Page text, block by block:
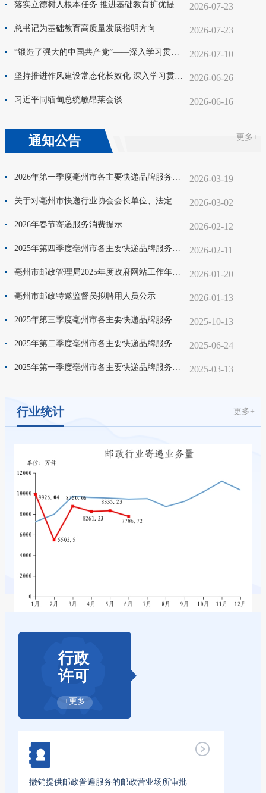
落实立德树人根本任务 推进基础教育扩优提质 习近平总书记重要指示为开创基础教育高质量发展新局面凝聚奋进力量 2026-07-23
总书记为基础教育高质量发展指明方向 2026-07-23
“锻造了强大的中国共产党”——深入学习贯彻习近平总书记在庆祝中国共产党成立105周年大会上重要讲话系列述评之五 2026-07-10
坚持推进作风建设常态化长效化 深入学习贯彻习近平党建思想系列述评之十 2026-06-26
习近平同缅甸总统敏昂莱会谈 2026-06-16
通知公告 更多+
2026年第一季度亳州市各主要快递品牌服务地域范围公示情况 2026-03-19
关于对亳州市快递行业协会会长单位、法定代表人及会长拟任人选的公示 2026-03-02
2026年春节寄递服务消费提示 2026-02-12
2025年第四季度亳州市各主要快递品牌服务地域范围公示情况 2026-02-11
亳州市邮政管理局2025年度政府网站工作年度报表 2026-01-20
亳州市邮政特邀监督员拟聘用人员公示 2026-01-13
2025年第三季度亳州市各主要快递品牌服务地域范围公示情况 2025-10-13
2025年第二季度亳州市各主要快递品牌服务地域范围公示情况 2025-06-24
2025年第一季度亳州市各主要快递品牌服务地域范围公示情况 2025-03-13
行业统计 更多+
行政
许可
+更多
撤销提供邮政普遍服务的邮政营业场所审批